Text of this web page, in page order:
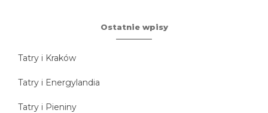
Ostatnie wpisy
Tatry i Kraków
Tatry i Energylandia
Tatry i Pieniny